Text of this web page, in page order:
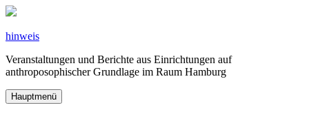
Zum
springen
hinweis
Veranstaltungen und Berichte aus Einrichtungen auf
anthroposophischer Grundlage im Raum Hamburg
Hauptmenü